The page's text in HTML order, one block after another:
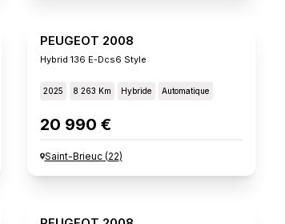
PEUGEOT 2008
Hybrid 136 E-Dcs6 Style
2025 8 263 Km Hybride Automatique
20 990 €
Saint-Brieuc(22)